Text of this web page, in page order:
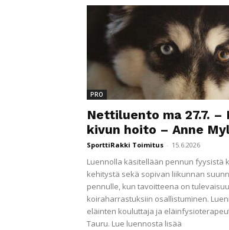
PRO
Nettiluento ma 27.7. –
kivun hoito – Anne
SporttiRakki Toimitus - 15.6.2026
Luennolla käsitellään pennun fyysistä
kehitystä sekä sopivan liikunnan
pennulle, kun tavoitteena on
koiraharrastuksiin osallistuminen.
eläinten kouluttaja ja
Tauru. Lue luennosta lisää